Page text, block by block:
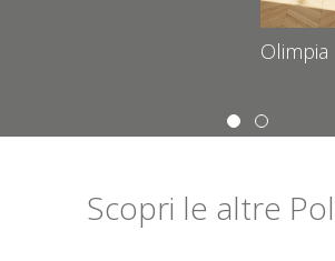
INVIA
Olimpia
Scopri le altre